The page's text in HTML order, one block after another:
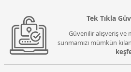
Tek Tıkla
Güvenilir alışveriş
sunmamızı mümkün